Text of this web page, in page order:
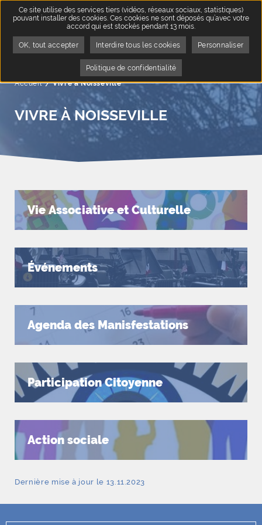
Accueil Page active :
Vivre à Noisseville
VIVRE À NOISSEVILLE
Vie Associative et Culturelle
Événements
Agenda des Manisfestations
Participation Citoyenne
Action sociale
Dernière mise à jour le 13.11.2023
Ce site utilise des services tiers (vidéos, réseaux sociaux, statistiques)
pouvant installer des cookies. Ces cookies ne sont déposés qu’avec votre
accord qui est stockés pendant 13 mois.
OK, tout accepter Interdire tous les cookies Personnaliser
Politique de confidentialité